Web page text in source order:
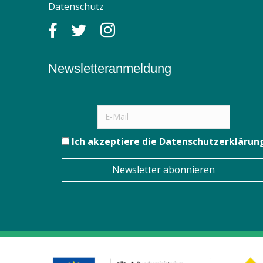
Datenschutz
Newsletteranmeldung
Ich akzeptiere die
Newsletter abonnieren